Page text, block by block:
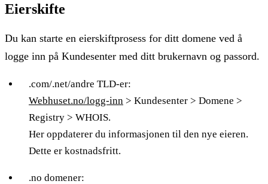
Eierskifte
Du kan starte en eierskiftprosess for ditt domene ved å
logge inn på Kundesenter med ditt brukernavn og passord.
.com/.net/andre TLD-er:
Webhuset.no/logg-inn > Kundesenter > Domene >
Registry > WHOIS.
Her oppdaterer du informasjonen til den nye eieren.
Dette er kostnadsfritt.
.no domener: